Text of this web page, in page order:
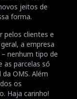
jeitos de
forma.
pelos clientes e
a empresa
nenhum tipo de
as parcelas só
OMS. Além
os
Haja carinho!